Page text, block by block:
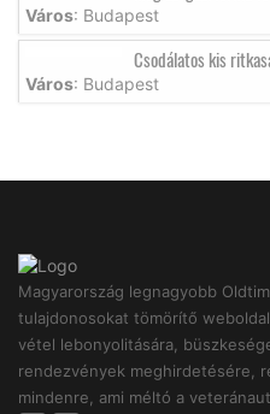
Város: Budapest
Csodálatos kis
Város: Budapest
Magyarország legnagyobb
tulajdonosokat tömörítő
vétel lebonyolitására,
rendezvények meghirdetésére,
mindenre, ami méltó a